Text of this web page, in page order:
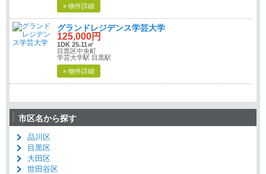
» 物件詳細
グランドレジデンス学芸大学
125,000円
1DK 25.11㎡
目黒区中央町
学芸大学駅 目黒駅
» 物件詳細
市区名から探す
品川区
目黒区
大田区
世田谷区